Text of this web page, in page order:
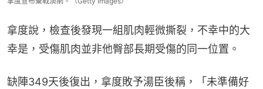
拿度說，檢查後發現一組肌肉輕微撕裂，不幸中的大
幸是，受傷肌肉並非他臀部長期受傷的同一位置。
缺陣349天後復出，拿度敗予湯臣後稱，「未準備好